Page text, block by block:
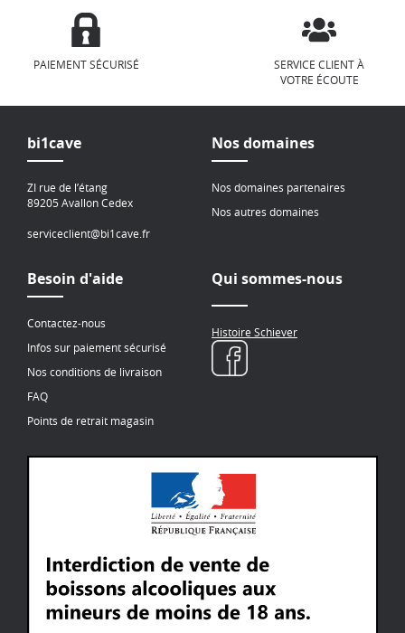
PAIEMENT SÉCURISÉ
SERVICE CLIENT À
VOTRE ÉCOUTE
bi1cave
ZI rue de l’étang
89205 Avallon Cedex
serviceclient@bi1cave.fr
Nos domaines
Nos domaines partenaires
Nos autres domaines
Besoin d'aide
Contactez-nous
Infos sur paiement sécurisé
Nos conditions de livraison
FAQ
Points de retrait magasin
Qui sommes-nous
Histoire Schiever